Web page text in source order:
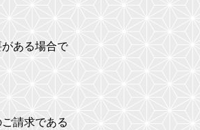
ある場合で
請求である